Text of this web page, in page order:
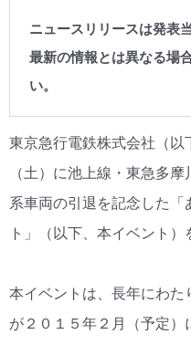
ニュースリリースは発表
最新の情報とは異なる場
い。
東京急行電鉄株式会社（以
（土）に池上線・東急多
系車両の引退を記念した
ト」（以下、本イベント）
本イベントは、長年にわた
が２０１５年２月（予定